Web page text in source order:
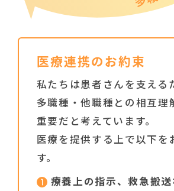
医療連携のお約束
私たちは患者さんを支える
多職種・他職種との相互理
重要だと考えています。
医療を提供する上で以下を
す。
療養上の指示、救急搬